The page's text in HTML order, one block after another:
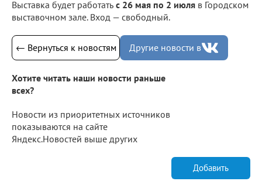
Выставка будет работать с 26 мая по 2 июля в Городском
выставочном зале. Вход — свободный.
← Вернуться к новостям Другие новости в
Хотите читать наши новости раньше
всех?
Новости из приоритетных источников
показываются на сайте
Яндекс.Новостей выше других
Добавить